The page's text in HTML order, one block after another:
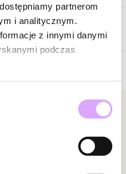
partnerom
i analitycznym.
z innymi danymi
podczas
cm.
się opinią o tym
promocjami!